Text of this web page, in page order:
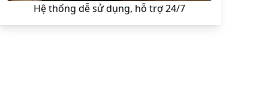
Hệ thống dễ sử dụng, hỗ trợ 24/7